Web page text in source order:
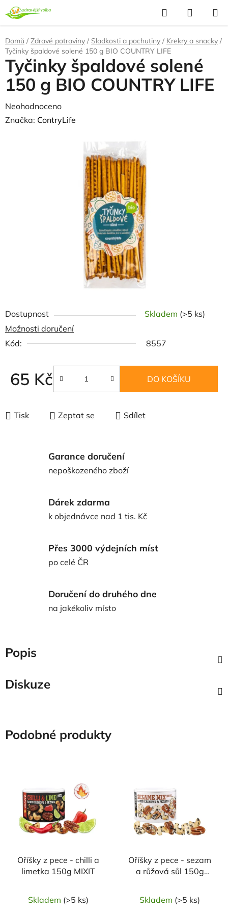
Přejít
na
obsah
Hledat
KOŠÍK
Domů / Zdravé potraviny / Sladkosti a pochutiny / Krekry a snacky /
Tyčinky špaldové solené 150 g BIO COUNTRY LIFE
Dostupnost Skladem (>5 ks)
Možnosti doručení
Kód:
8557
65 Kč
Měrná cena:
DO KOŠÍKU
Tisk Zeptat se Sdílet
Tyčinky špaldové solené
150 g BIO COUNTRY LIFE
Průměrné
hodnocení
Neohodnoceno
Značka: ContryLife
Garance doručení
nepoškozeného zboží
Dárek zdarma
k objednávce nad 1 tis. Kč
Přes 3000 výdejních míst
po celé ČR
Doručení do druhého dne
na jakékoliv místo
Popis
Diskuze
Podobné produkty
Oříšky z pece - chilli a
limetka 150g MIXIT
Skladem (>5 ks)
Oříšky z pece - sezam
a růžová sůl 150g
Skladem (>5 ks)